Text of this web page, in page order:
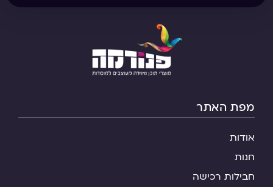
מפת האתר
אודות
חנות
חבילות רכישה